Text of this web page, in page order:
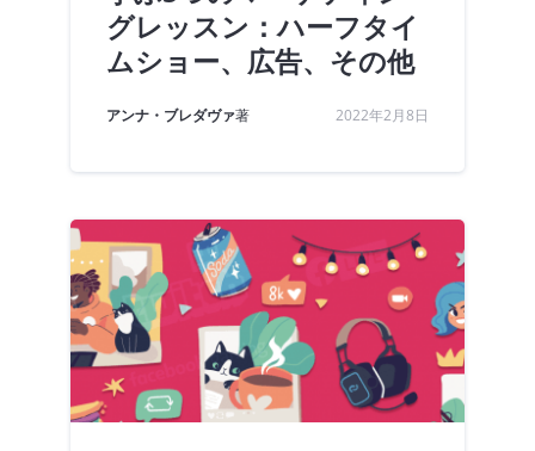
グレッスン：ハーフタイ
ムショー、広告、その他
アンナ・ブレダヴァ著 2022年2月8日